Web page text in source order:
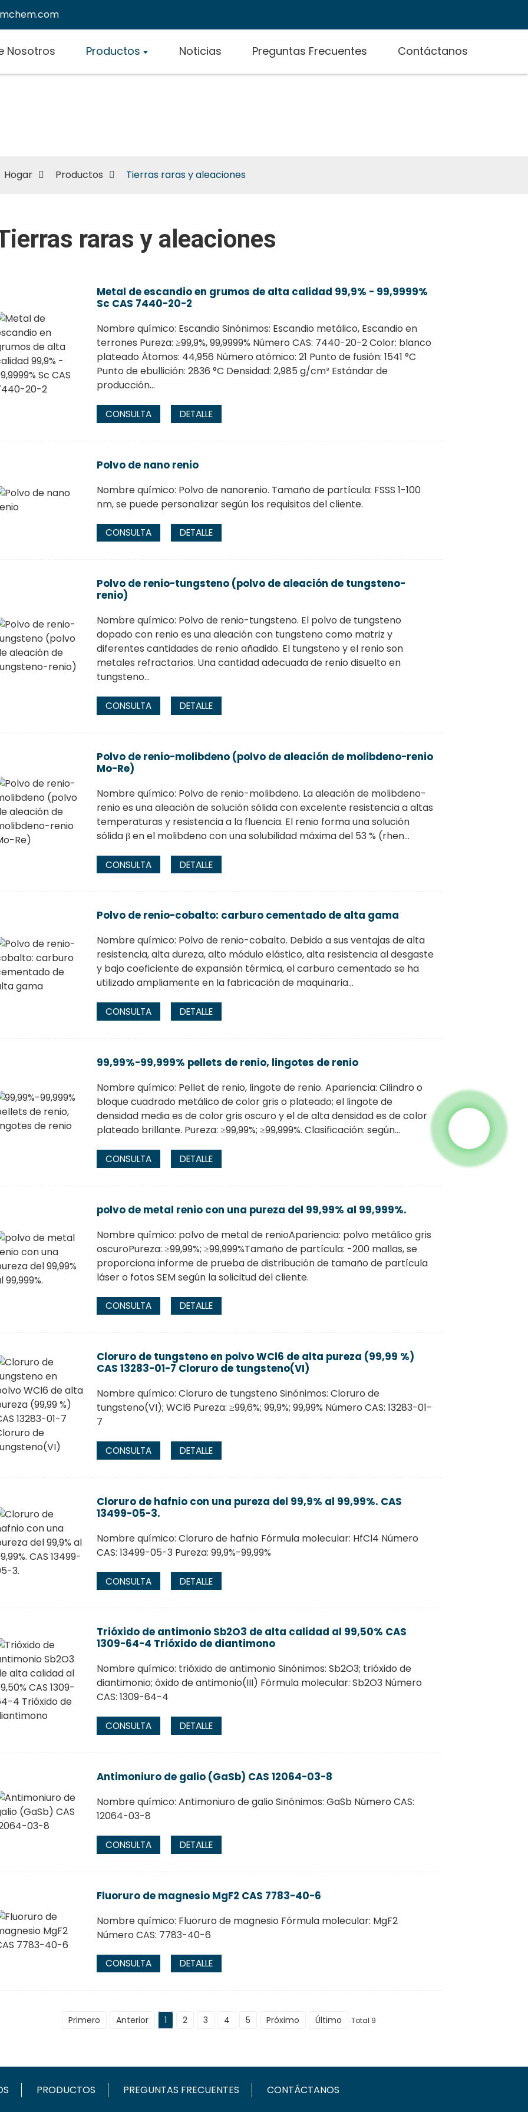
Nosotros Productos Noticias Preguntas Frecuentes Contáctanos
Hogar Productos Tierras raras y aleaciones
raras y aleaciones
Metal de escandio en grumos de alta calidad 99,9% - 99,9999%
Sc CAS 7440-20-2
Nombre químico: Escandio Sinónimos: Escandio metálico, Escandio en
terrones Pureza: ≥99,9%, 99,9999% Número CAS: 7440-20-2 Color: blanco
plateado Átomos: 44,956 Número atómico: 21 Punto de fusión: 1541 °C
Punto de ebullición: 2836 °C Densidad: 2,985 g/cm³ Estándar de
producción...
CONSULTA DETALLE
Polvo de nano renio
Nombre químico: Polvo de nanorenio. Tamaño de partícula: FSSS 1-100
nm, se puede personalizar según los requisitos del cliente.
CONSULTA DETALLE
Polvo de renio-tungsteno (polvo de aleación de tungsteno-
renio)
Nombre químico: Polvo de renio-tungsteno. El polvo de tungsteno
dopado con renio es una aleación con tungsteno como matriz y
diferentes cantidades de renio añadido. El tungsteno y el renio son
metales refractarios. Una cantidad adecuada de renio disuelto en
tungsteno...
CONSULTA DETALLE
Polvo de renio-molibdeno (polvo de aleación de molibdeno-renio
Mo-Re)
Nombre químico: Polvo de renio-molibdeno. La aleación de molibdeno-
renio es una aleación de solución sólida con excelente resistencia a altas
temperaturas y resistencia a la fluencia. El renio forma una solución
sólida β en el molibdeno con una solubilidad máxima del 53 % (rhen...
CONSULTA DETALLE
Polvo de renio-cobalto: carburo cementado de alta gama
Nombre químico: Polvo de renio-cobalto. Debido a sus ventajas de alta
resistencia, alta dureza, alto módulo elástico, alta resistencia al desgaste
y bajo coeficiente de expansión térmica, el carburo cementado se ha
utilizado ampliamente en la fabricación de maquinaria...
CONSULTA DETALLE
99,99%-99,999% pellets de renio, lingotes de renio
Nombre químico: Pellet de renio, lingote de renio. Apariencia: Cilindro o
bloque cuadrado metálico de color gris o plateado; el lingote de
densidad media es de color gris oscuro y el de alta densidad es de color
plateado brillante. Pureza: ≥99,99%; ≥99,999%. Clasificación: según...
CONSULTA DETALLE
polvo de metal renio con una pureza del 99,99% al 99,999%.
Nombre químico: polvo de metal de renioApariencia: polvo metálico gris
oscuroPureza: ≥99,99%; ≥99,999%Tamaño de partícula: -200 mallas, se
proporciona informe de prueba de distribución de tamaño de partícula
láser o fotos SEM según la solicitud del cliente.
CONSULTA DETALLE
Cloruro de tungsteno en polvo WCl6 de alta pureza (99,99 %)
CAS 13283-01-7 Cloruro de tungsteno(VI)
Nombre químico: Cloruro de tungsteno Sinónimos: Cloruro de
tungsteno(VI); WCl6 Pureza: ≥99,6%; 99,9%; 99,99% Número CAS: 13283-01-
7
CONSULTA DETALLE
Cloruro de hafnio con una pureza del 99,9% al 99,99%. CAS
13499-05-3.
Nombre químico: Cloruro de hafnio Fórmula molecular: HfCl4 Número
CAS: 13499-05-3 Pureza: 99,9%-99,99%
CONSULTA DETALLE
Trióxido de antimonio Sb2O3 de alta calidad al 99,50% CAS
1309-64-4 Trióxido de diantimono
Nombre químico: trióxido de antimonio Sinónimos: Sb2O3; trióxido de
diantimonio; óxido de antimonio(III) Fórmula molecular: Sb2O3 Número
CAS: 1309-64-4
CONSULTA DETALLE
Antimoniuro de galio (GaSb) CAS 12064-03-8
Nombre químico: Antimoniuro de galio Sinónimos: GaSb Número CAS:
12064-03-8
CONSULTA DETALLE
Fluoruro de magnesio MgF2 CAS 7783-40-6
Nombre químico: Fluoruro de magnesio Fórmula molecular: MgF2
Número CAS: 7783-40-6
CONSULTA DETALLE
Primero Anterior 1 2 3 4 5 Próximo Último Total 9
PRODUCTOS PREGUNTAS FRECUENTES CONTÁCTANOS